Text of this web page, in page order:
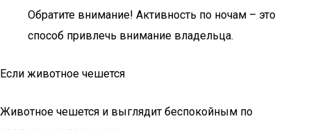
Обратите внимание! Активность по ночам – это
способ привлечь внимание владельца.
Если животное чешется
Животное чешется и выглядит беспокойным по